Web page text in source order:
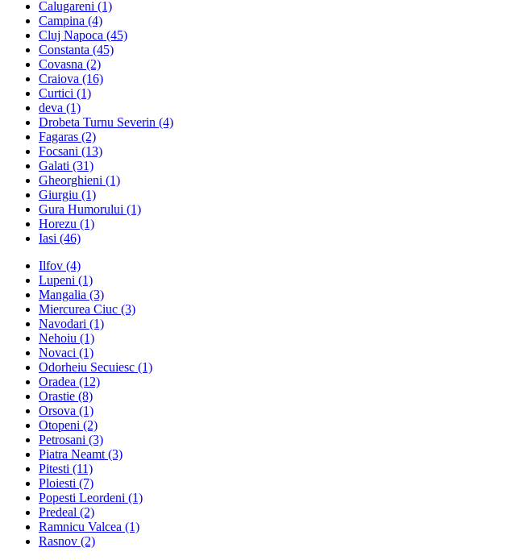
Calugareni (1)
Campina (4)
Cluj Napoca (45)
Constanta (45)
Covasna (2)
Craiova (16)
Curtici (1)
deva (1)
Drobeta Turnu Severin (4)
Fagaras (2)
Focsani (13)
Galati (31)
Gheorghieni (1)
Giurgiu (1)
Gura Humorului (1)
Horezu (1)
Iasi (46)
Ilfov (4)
Lupeni (1)
Mangalia (3)
Miercurea Ciuc (3)
Navodari (1)
Nehoiu (1)
Novaci (1)
Odorheiu Secuiesc (1)
Oradea (12)
Orastie (8)
Orsova (1)
Otopeni (2)
Petrosani (3)
Piatra Neamt (3)
Pitesti (11)
Ploiesti (7)
Popesti Leordeni (1)
Predeal (2)
Ramnicu Valcea (1)
Rasnov (2)